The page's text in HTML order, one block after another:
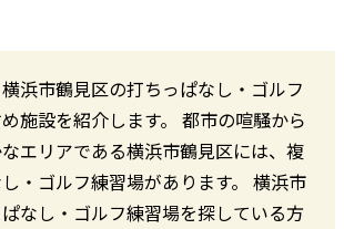
浜市鶴見区の打ちっぱなし・ゴルフ
施設を紹介します。 都市の喧騒から
エリアである横浜市鶴見区には、複
・ゴルフ練習場があります。 横浜市
なし・ゴルフ練習場を探している方